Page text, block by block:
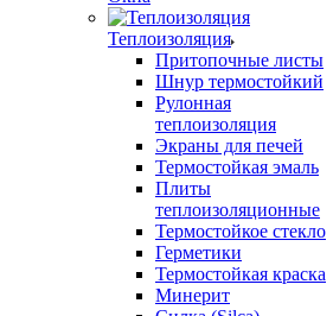
Теплоизоляция
Притопочные листы
Шнур термостойкий
Рулонная
теплоизоляция
Экраны для печей
Термостойкая эмаль
Плиты
теплоизоляционные
Термостойкое стекло
Герметики
Термостойкая краска
Минерит